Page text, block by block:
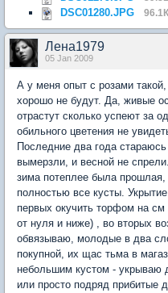
DSC01280.JPG 96.1К
Лена1979
05 Jan 2009
А у меня опыт с розами
хорошо не будут. Да, живые
отрастут сколько успеют за
обильного цветения не
Последние два года
вымерзли, и весной не
зима потеплее была
полностью все кусты.
первых окучить торфом на см
от нуля и ниже) , во вторых
обвязываю, молодые в два
покупной, их щас тьма в
небольшим кустом -
или просто подряд прибитые